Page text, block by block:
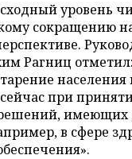
уровень
сокращению
Рагниц
при
имеющих
в сфере